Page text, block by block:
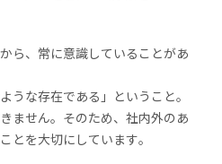
ら、常に意識していることがあ
うな存在である」ということ。
ません。そのため、社内外のあ
とを大切にしています。